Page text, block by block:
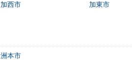
加西市 加東市
洲本市